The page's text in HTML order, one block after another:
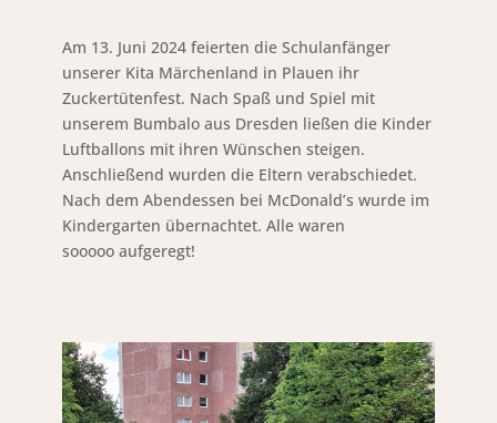
Am 13. Juni 2024 feierten die Schulanfänger
unserer Kita Märchenland in Plauen ihr
Zuckertütenfest. Nach Spaß und Spiel mit
unserem Bumbalo aus Dresden ließen die Kinder
Luftballons mit ihren Wünschen steigen.
Anschließend wurden die Eltern verabschiedet.
Nach dem Abendessen bei McDonald’s wurde im
Kindergarten übernachtet. Alle waren
sooooo aufgeregt!